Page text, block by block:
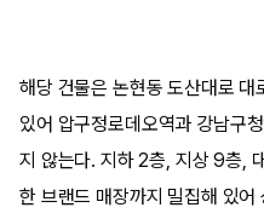
해당 건물은 논현동 도산대로
있어 압구정로데오역과 강남구
지 않는다. 지하 2층, 지상 9층,
한 브랜드 매장까지 밀집해 있